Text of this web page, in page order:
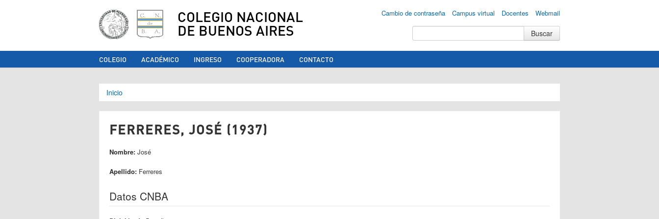
COLEGIO NACIONAL
DE BUENOS AIRES
Cambio de contraseña Campus virtual Docentes Webmail
COLEGIO ACADÉMICO INGRESO COOPERADORA CONTACTO
Se encuentra usted aquí
Inicio
FERRERES, JOSÉ (1937)
Nombre: José
Apellido: Ferreres
Datos CNBA